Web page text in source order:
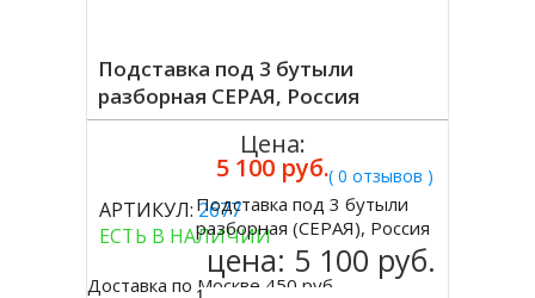
Подставка под 3 бутыли
разборная СЕРАЯ, Россия
( 0 отзывов )
АРТИКУЛ:2677
ЕСТЬ В НАЛИЧИИ
Доставка по Москве 450 руб.
Цена:
5 100 руб.
Купить
Подставка под 3 бутыли
разборная (СЕРАЯ), Россия
цена: 5 100 руб.